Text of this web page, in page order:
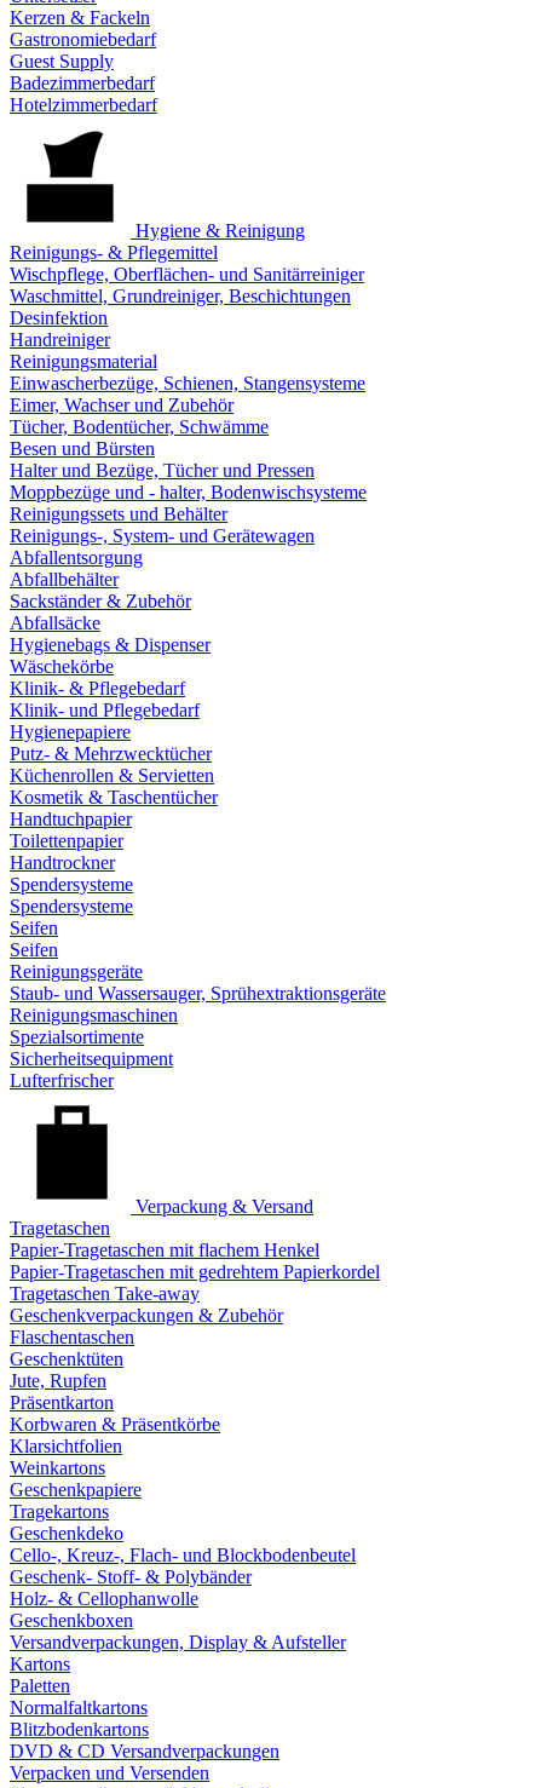
Kerzen & Fackeln
Gastronomiebedarf
Guest Supply
Badezimmerbedarf
Hotelzimmerbedarf
Hygiene & Reinigung
Reinigungs- & Pflegemittel
Wischpflege, Oberflächen- und Sanitärreiniger
Waschmittel, Grundreiniger, Beschichtungen
Desinfektion
Handreiniger
Reinigungsmaterial
Einwascherbezüge, Schienen, Stangensysteme
Eimer, Wachser und Zubehör
Tücher, Bodentücher, Schwämme
Besen und Bürsten
Halter und Bezüge, Tücher und Pressen
Moppbezüge und - halter, Bodenwischsysteme
Reinigungssets und Behälter
Reinigungs-, System- und Gerätewagen
Abfallentsorgung
Abfallbehälter
Sackständer & Zubehör
Abfallsäcke
Hygienebags & Dispenser
Wäschekörbe
Klinik- & Pflegebedarf
Klinik- und Pflegebedarf
Hygienepapiere
Putz- & Mehrzwecktücher
Küchenrollen & Servietten
Kosmetik & Taschentücher
Handtuchpapier
Toilettenpapier
Handtrockner
Spendersysteme
Spendersysteme
Seifen
Seifen
Reinigungsgeräte
Staub- und Wassersauger, Sprühextraktionsgeräte
Reinigungsmaschinen
Spezialsortimente
Sicherheitsequipment
Lufterfrischer
Verpackung & Versand
Tragetaschen
Papier-Tragetaschen mit flachem Henkel
Papier-Tragetaschen mit gedrehtem Papierkordel
Tragetaschen Take-away
Geschenkverpackungen & Zubehör
Flaschentaschen
Geschenktüten
Jute, Rupfen
Präsentkarton
Korbwaren & Präsentkörbe
Klarsichtfolien
Weinkartons
Geschenkpapiere
Tragekartons
Geschenkdeko
Cello-, Kreuz-, Flach- und Blockbodenbeutel
Geschenk- Stoff- & Polybänder
Holz- & Cellophanwolle
Geschenkboxen
Versandverpackungen, Display & Aufsteller
Kartons
Paletten
Normalfaltkartons
Blitzbodenkartons
DVD & CD Versandverpackungen
Verpacken und Versenden